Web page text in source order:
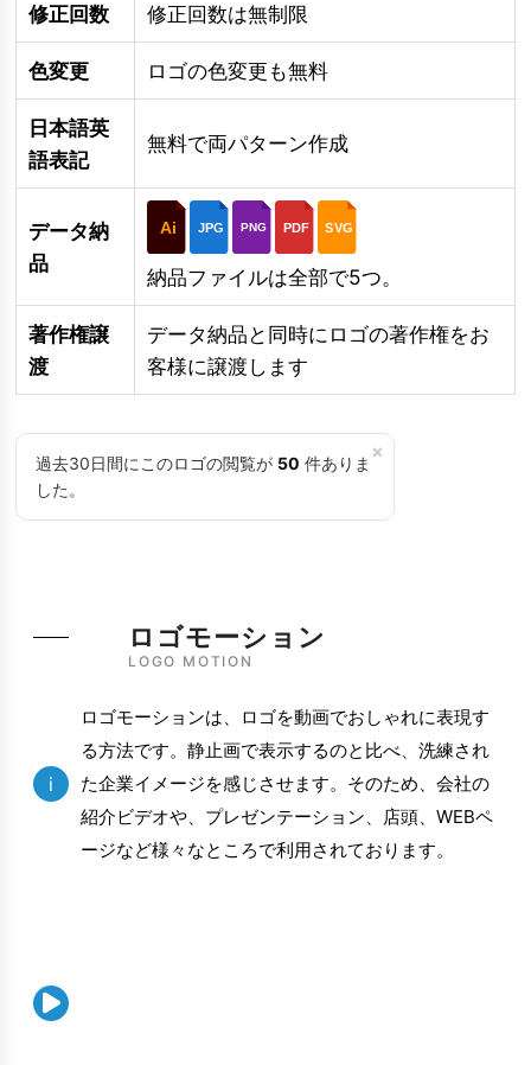
修正回数 修正回数は無制限
色変更 ロゴの色変更も無料
日本語英
語表記
無料で両パターン作成
データ納
品
Ai JPG PNG PDF SVG
納品ファイルは全部で5つ。
著作権譲
渡
データ納品と同時にロゴの著作権をお
客様に譲渡します
×
過去30日間にこのロゴの閲覧が 50 件ありま
した。
LOGO MOTION
ロゴモーション
i
ロゴモーションは、ロゴを動画でおしゃれに表現す
る方法です。静止画で表示するのと比べ、洗練され
た企業イメージを感じさせます。そのため、会社の
紹介ビデオや、プレゼンテーション、店頭、WEBペ
ージなど様々なところで利用されております。
